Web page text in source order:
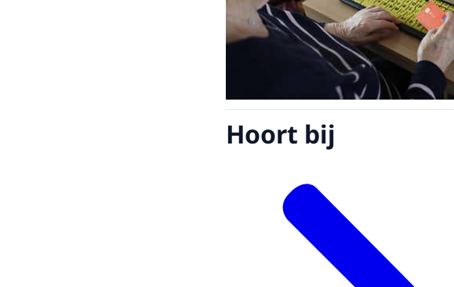
Hoort bij